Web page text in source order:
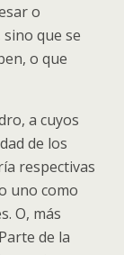
o
que se
o que
a cuyos
de los
respectivas
uno como
O, más
de la